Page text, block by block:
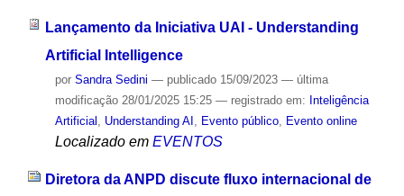
Lançamento da Iniciativa UAI - Understanding
Artificial Intelligence
por Sandra Sedini — publicado15/09/2023 — última
modificação28/01/2025 15:25 — registrado em: Inteligência
Artificial
Understanding AI Evento público, Evento online
Localizado em EVENTOS
Diretora da ANPD discute fluxo internacional de